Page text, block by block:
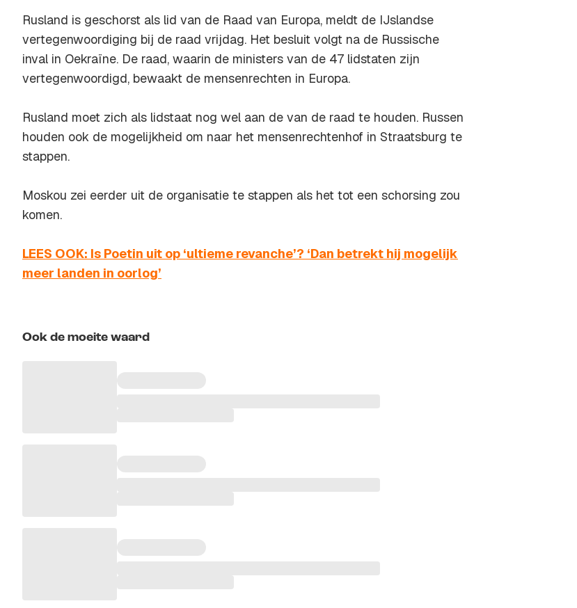
Rusland is geschorst als lid van de Raad van Europa, meldt de IJslandse
vertegenwoordiging bij de raad vrijdag. Het besluit volgt na de Russische
inval in Oekraïne. De raad, waarin de ministers van de 47 lidstaten zijn
vertegenwoordigd, bewaakt de mensenrechten in Europa.
Rusland moet zich als lidstaat nog wel aan de van de raad te houden. Russen
houden ook de mogelijkheid om naar het mensenrechtenhof in Straatsburg te
stappen.
Moskou zei eerder uit de organisatie te stappen als het tot een schorsing zou
komen.
LEES OOK: Is Poetin uit op ‘ultieme revanche’? ‘Dan betrekt hij mogelijk
meer landen in oorlog’
Ook de moeite waard